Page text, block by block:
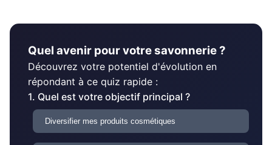
Quel avenir pour votre savonnerie ?
Découvrez votre potentiel d'évolution en
répondant à ce quiz rapide :
1. Quel est votre objectif principal ?
Diversifier mes produits cosmétiques